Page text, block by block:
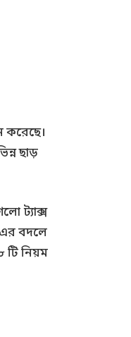
করেছে।
ছাড়
ট্যাক্স
বদলে
টি নিয়ম